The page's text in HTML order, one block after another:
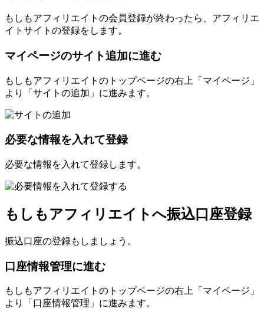
もしもアフィリエイトの会員登録が終わったら、アフィリエ
イトサイトの登録をします。
マイページのサイト追加に進む
もしもアフィリエイトのトップページの右上「マイページ」
より「サイトの追加」に進みます。
必要な情報を入れて登録
必要な情報を入れて登録します。
もしもアフィリエイトへ振込口座登録
振込口座の登録もしましょう。
口座情報管理に進む
もしもアフィリエイトのトップページの右上「マイページ」
より「口座情報管理」に進みます。